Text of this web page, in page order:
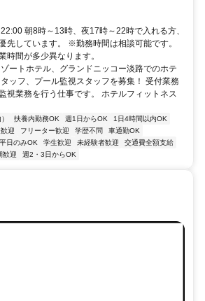
車すぐ
朝8時～13時、夜17時～22時で入れる方、
先しています。 ※勤務時間は相談可能です。
間が多少異なります。
ートホテル、グランドニッコー淡路でのホテ
ッフ、プール監視スタッフを募集！ 受付業務
視業務を行う仕事です。 ホテルフィットネス
扶養内勤務OK 週1日からOK
1日4時間以内OK
迎 フリーター歓迎 学歴不問
車通勤OK
平日のみOK 学生歓迎 未経験者歓迎
交通費全額支給
歓迎 週2・3日からOK